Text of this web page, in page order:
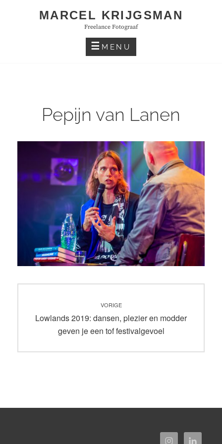
MARCEL KRIJGSMAN
Freelance Fotograaf
MENU
Pepijn van Lanen
navigatie
VORIGE
Vorig
bericht:
Lowlands 2019: dansen, plezier en modder
geven je een tof festivalgevoel